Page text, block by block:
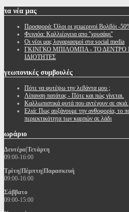
τα νέα μας
Προσφορά: Όλοι οι χειμερινοί Βολβόι -
Φειγιόα: Καλλιέργεια απο ''χρυσάφι''
Oι νέοι μας λογαριασμοί στα social media
ΓΚΙΝΓΚΟ ΜΠΙΛΟΜΠΑ - ΤΟ ΔΕΝΤΡΟ
ΙΔΙΟΤΗΤΕΣ
γεωπονικές συμβουλές
Πότε να φυτέψω την λεβάντα μου ;
Λίπανση πατάτας - Πότε και πώς γίνεται.
Καλλωπιστικά φυτά που αντέχουν σε σκιά.
Ελιά: Πως αυξάνουμε την ανθοφορία, το
περιεκτικότητα των καρπών σε λάδι
ωράριο
Δευτέρα|Τετάρτη
09:00-16:00
Τρίτη|Πέμπτη|Παρασκευή
09:00-16:00
Σάββατο
09:00-15:00